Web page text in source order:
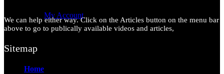
My Account
We can help either way. Click on the Articles button on the menu bar
above to go to publically available videos and articles,
Sitemap
Home